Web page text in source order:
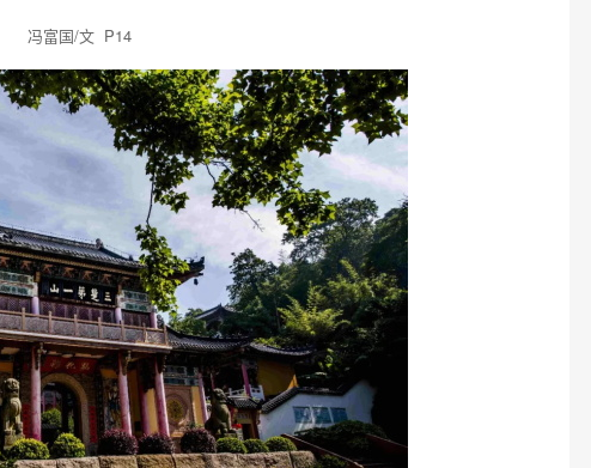
冯富国/文 P14